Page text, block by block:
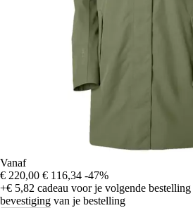
Vanaf
€ 220,00 € 116,34 -47%
+€ 5,82 cadeau voor je volgende bestelling
bevestiging van je bestelling